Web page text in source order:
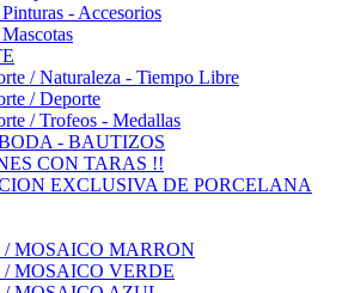
- Accesorios
/ Naturaleza - Tiempo Libre
/ Deporte
/ Trofeos - Medallas
- BAUTIZOS
CON TARAS !!
EXCLUSIVA DE PORCELANA
/ MOSAICO MARRON
/ MOSAICO VERDE